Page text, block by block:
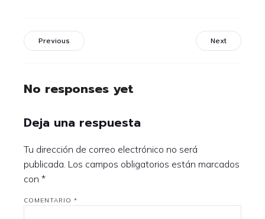
Previous Next
No responses yet
Deja una respuesta
Tu dirección de correo electrónico no será
publicada. Los campos obligatorios están marcados
con *
COMENTARIO *